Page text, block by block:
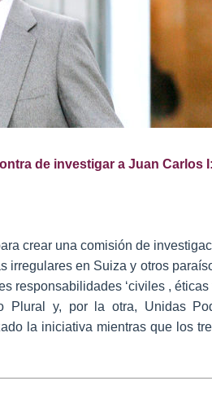
de investigar a Juan Carlos I:
crear una comisión de
irregulares en Suiza y otros
responsabilidades ‘civiles , éticas
Plural y, por la otra, Unidas
la iniciativa mientras que los